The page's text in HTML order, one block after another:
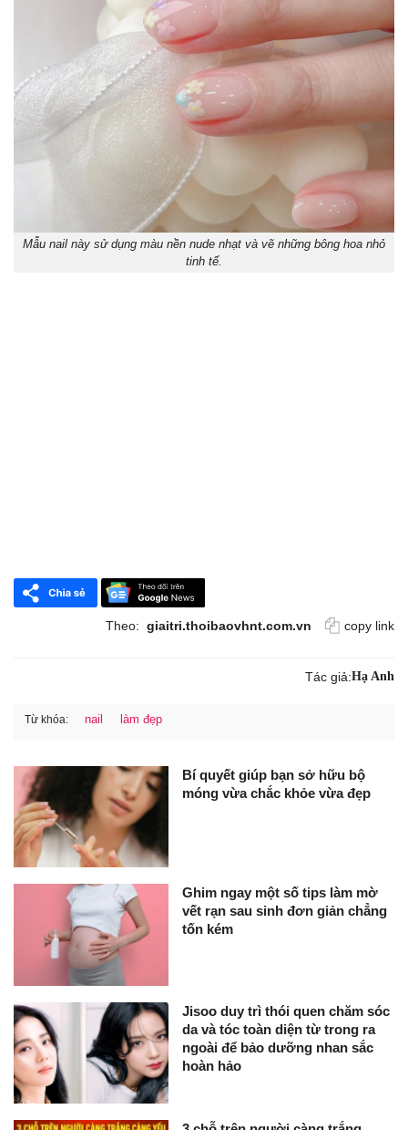
Mẫu nail này sử dụng màu nền nude nhạt và vẽ những bông hoa nhỏ
tinh tế.
Theo: giaitri.thoibaovhnt.com.vn copy link
Tác giả:Hạ Anh
Từ khóa: nail làm đẹp
Bí quyết giúp bạn sở hữu bộ
móng vừa chắc khỏe vừa đẹp
Ghim ngay một số tips làm mờ
vết rạn sau sinh đơn giản chẳng
tốn kém
Jisoo duy trì thói quen chăm sóc
da và tóc toàn diện từ trong ra
ngoài để bảo dưỡng nhan sắc
hoàn hảo